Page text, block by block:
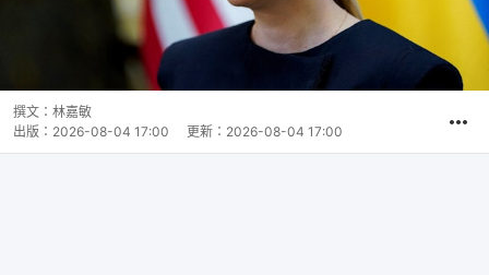
撰文： 林嘉敏
出版： 2026-08-04 17:00 更新： 2026-08-04 17:00